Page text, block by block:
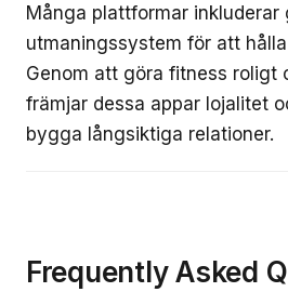
Många plattformar inkluderar
utmaningssystem för att
Genom att göra fitness roligt
främjar dessa appar lojalitet
bygga långsiktiga relationer.
Frequently Asked